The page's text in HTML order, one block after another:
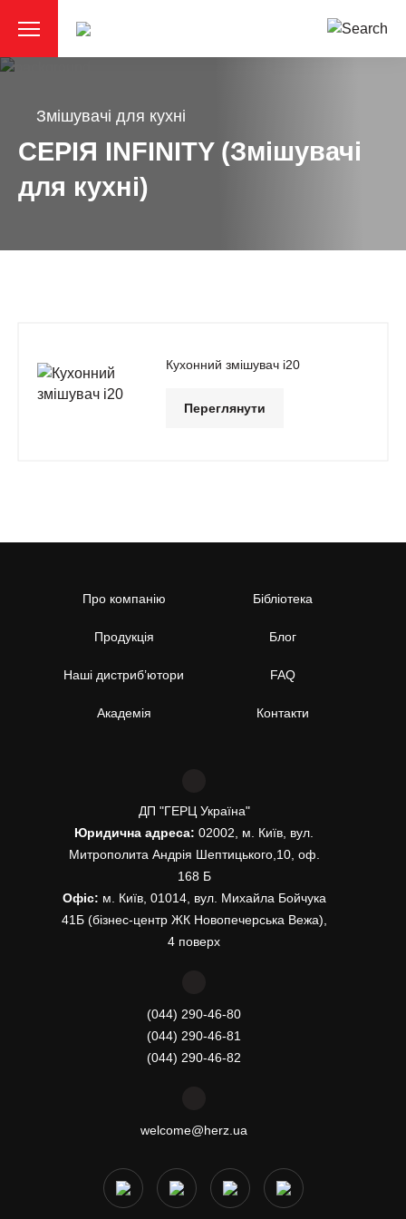
Змішувачі для кухні
СЕРІЯ INFINITY (Змішувачі
для кухні)
Кухонний змішувач i20
Переглянути
Про компанію
Продукція
Наші дистриб’ютори
Академія
Бібліотека
Блог
FAQ
Контакти
ДП "ГЕРЦ Україна"
Юридична адреса: 02002, м. Київ, вул.
Митрополита Андрія Шептицького,10, оф.
168 Б
Офіс: м. Київ, 01014, вул. Михайла Бойчука
41Б (бізнес-центр ЖК Новопечерська Вежа),
4 поверх
(044) 290-46-80
(044) 290-46-81
(044) 290-46-82
welcome@herz.ua